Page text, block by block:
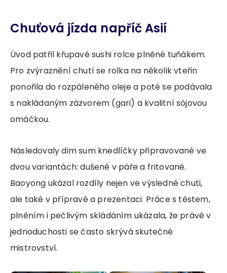
Chuťová jízda napříč Asií
Úvod patřil křupavé sushi rolce plněné tuňákem.
Pro zvýraznění chutí se rolka na několik vteřin
ponořila do rozpáleného oleje a poté se podávala
s nakládaným zázvorem (gari) a kvalitní sójovou
omáčkou.
Následovaly dim sum knedlíčky připravované ve
dvou variantách: dušené v páře a fritované.
Baoyong ukázal rozdíly nejen ve výsledné chuti,
ale také v přípravě a prezentaci. Práce s těstem,
plněním i pečlivým skládáním ukázala, že právě v
jednoduchosti se často skrývá skutečné
mistrovství.